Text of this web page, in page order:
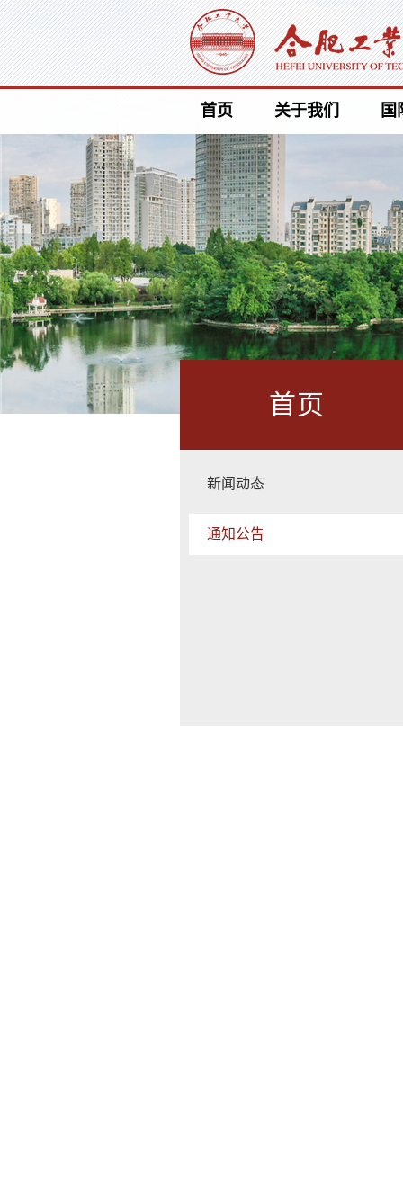
首页 关于我们 国
首页
新闻动态
通知公告